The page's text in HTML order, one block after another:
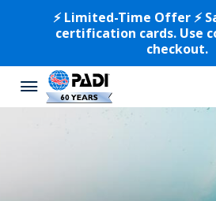
⚡️ Limited-Time Offer ⚡️
certification cards. Use
checkout.